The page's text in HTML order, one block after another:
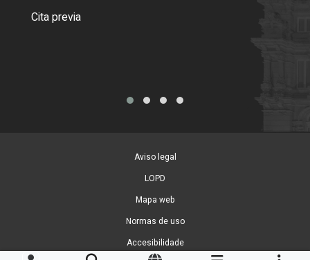
Cita previa
Aviso legal
LOPD
Mapa web
Normas de uso
Accesibilidade